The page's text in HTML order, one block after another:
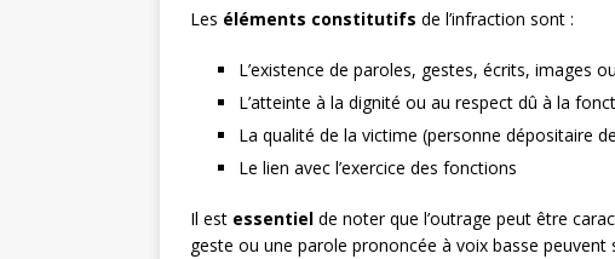
Les éléments constitutifs de l’infraction sont :
L’existence de paroles, gestes, écrits, images
L’atteinte à la dignité ou au respect dû à la
La qualité de la victime (personne dépositaire
Le lien avec l’exercice des fonctions
Il est essentiel de noter que l’outrage peut être
geste ou une parole prononcée à voix basse peuvent